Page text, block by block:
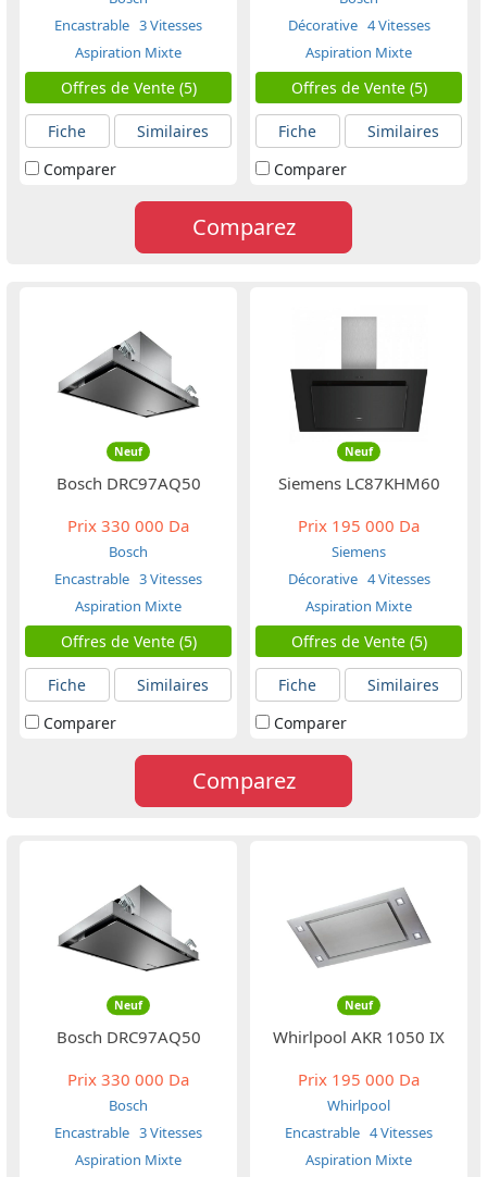
Encastrable 3 Vitesses
Aspiration Mixte
Offres de Vente (5)
Fiche
Similaires
Comparer
Décorative 4 Vitesses
Aspiration Mixte
Offres de Vente (5)
Fiche
Similaires
Comparer
Comparez
Neuf
Bosch DRC97AQ50
Prix 330 000 Da
Bosch
Encastrable 3 Vitesses
Aspiration Mixte
Offres de Vente (5)
Fiche
Similaires
Comparer
Neuf
Siemens LC87KHM60
Prix 195 000 Da
Siemens
Décorative 4 Vitesses
Aspiration Mixte
Offres de Vente (5)
Fiche
Similaires
Comparer
Comparez
Neuf
Bosch DRC97AQ50
Prix 330 000 Da
Bosch
Encastrable 3 Vitesses
Aspiration Mixte
Neuf
Whirlpool AKR 1050 IX
Prix 195 000 Da
Whirlpool
Encastrable 4 Vitesses
Aspiration Mixte